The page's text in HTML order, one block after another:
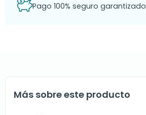
Pago 100% seguro garantizado
Más sobre este producto